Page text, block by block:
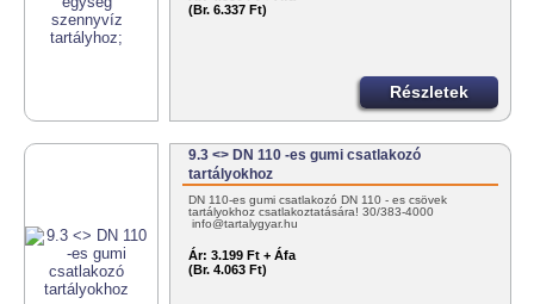
(Br. 6.337 Ft)
Részletek
9.3 <> DN 110 -es gumi csatlakozó
tartályokhoz
DN 110-es gumi csatlakozó DN 110 - es csövek
tartályokhoz csatlakoztatására! 30/383-4000
info@tartalygyar.hu
Ár: 3.199 Ft + Áfa
(Br. 4.063 Ft)